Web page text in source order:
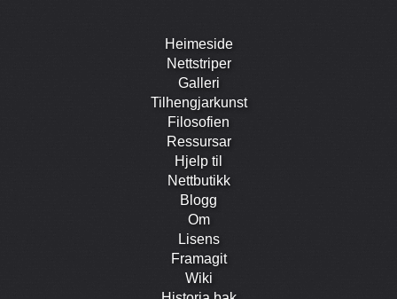
Heimeside
Nett­striper
Galleri
Tilhengjar­kunst
Filosofien
Ressursar
Hjelp til
Nett­butikk
Blogg
Om
Lisens
Framagit
Wiki